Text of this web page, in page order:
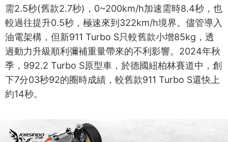
需2.5秒(舊款2.7秒)，0~200km/h加速需時8.4秒，也
較過往提升0.5秒，極速來到322km/h境界。儘管導入
油電架構，但新911 Turbo S只較舊款小增85kg，透
過動力升級順利彌補重量帶來的不利影響。2024年秋
季，992.2 Turbo S原型車，於德國紐柏林賽道中，創
下7分03秒92的圈時成績，較舊款911 Turbo S還快上
約14秒。